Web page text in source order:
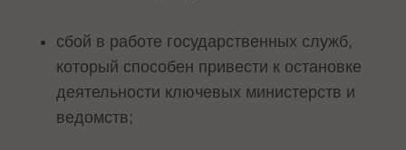
сбой в работе государственных служб,
который способен привести к остановке
деятельности ключевых министерств и
ведомств;